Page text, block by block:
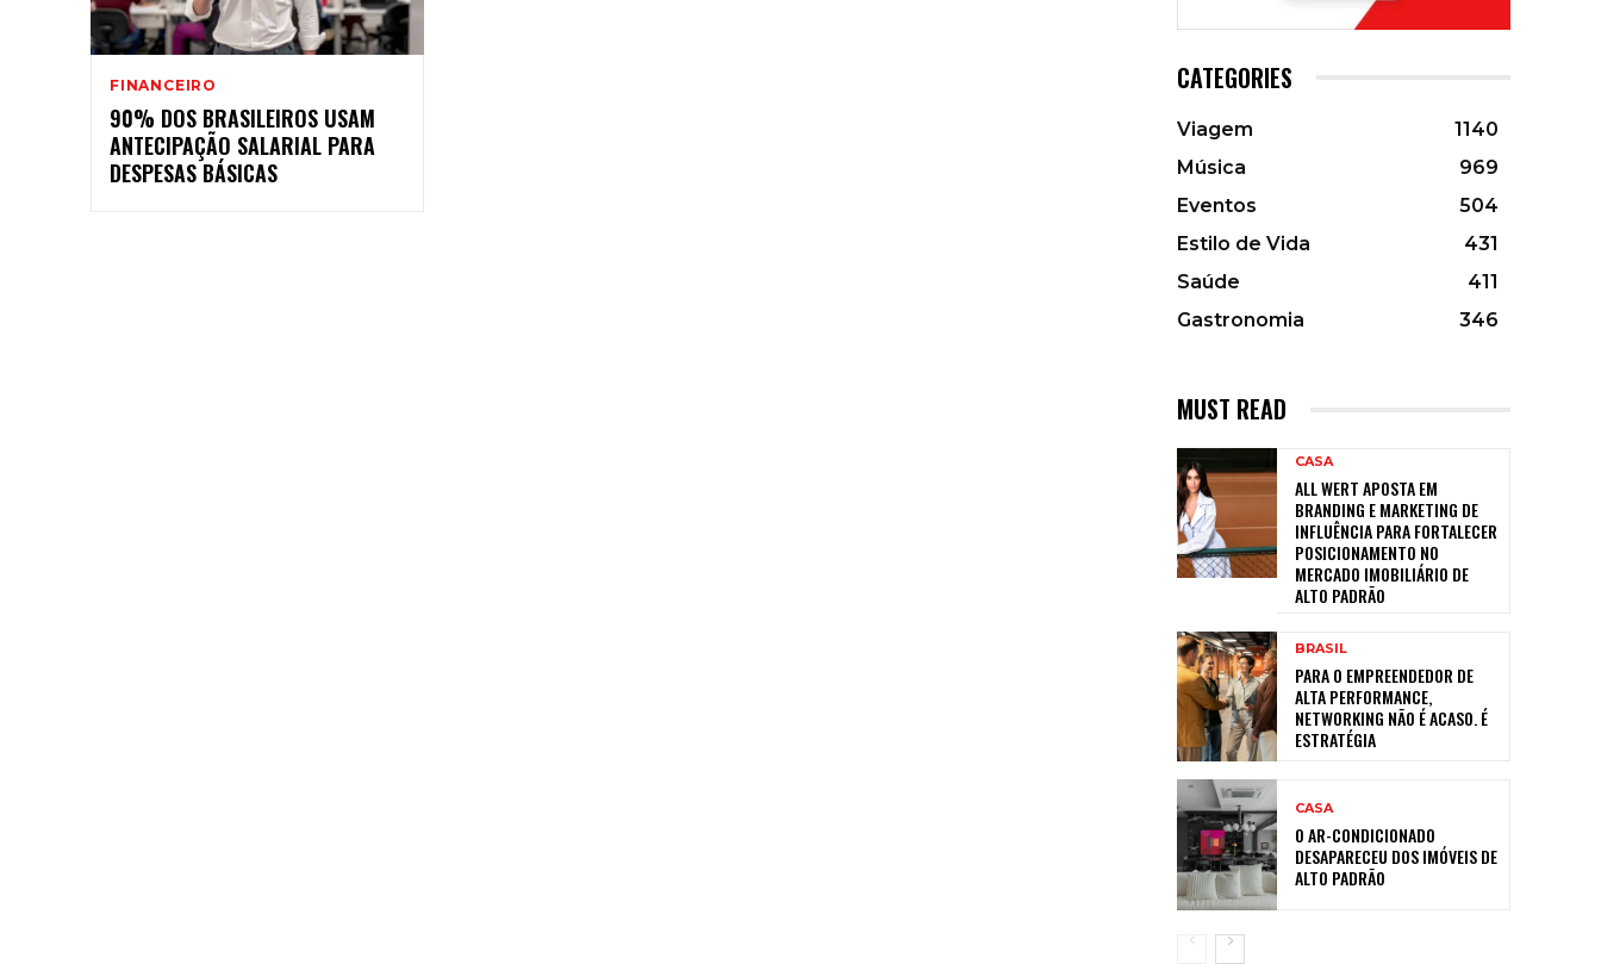
FINANCEIRO
90% DOS BRASILEIROS USAM
ANTECIPAÇÃO SALARIAL PARA
DESPESAS BÁSICAS
CATEGORIES
Viagem
1140
Música
969
Eventos
504
Estilo de Vida
431
Saúde
411
Gastronomia
346
MUST READ
CASA
ALL WERT APOSTA EM
BRANDING E MARKETING DE
INFLUÊNCIA PARA FORTALECER
POSICIONAMENTO NO
MERCADO IMOBILIÁRIO DE
ALTO PADRÃO
BRASIL
PARA O EMPREENDEDOR DE
ALTA PERFORMANCE,
NETWORKING NÃO É ACASO. É
ESTRATÉGIA
CASA
O AR-CONDICIONADO
DESAPARECEU DOS IMÓVEIS DE
ALTO PADRÃO